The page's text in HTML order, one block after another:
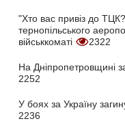
"Хто вас привіз до
тернопільського
військкоматі
2322
На Дніпропетровщині
2252
У боях за Україну
2236